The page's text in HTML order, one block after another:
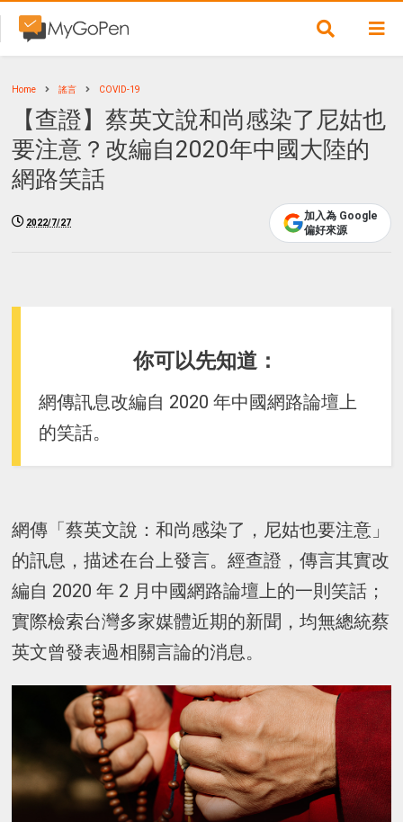
Home 謠言 COVID-19
【查證】蔡英文說和尚感染了尼姑也
要注意？改編自2020年中國大陸的
網路笑話
2022/7/27
加入為 Google
偏好來源
你可以先知道：
網傳訊息改編自 2020 年中國網路論壇上
的笑話。
網傳「蔡英文說：和尚感染了，尼姑也要注意」
的訊息，描述在台上發言。經查證，傳言其實改
編自 2020 年 2 月中國網路論壇上的一則笑話；
實際檢索台灣多家媒體近期的新聞，均無總統蔡
英文曾發表過相關言論的消息。